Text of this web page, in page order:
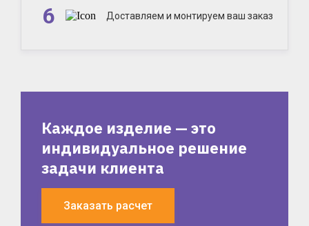
6 Доставляем и монтируем ваш заказ
Каждое изделие — это
индивидуальное решение
задачи клиента
Заказать расчет